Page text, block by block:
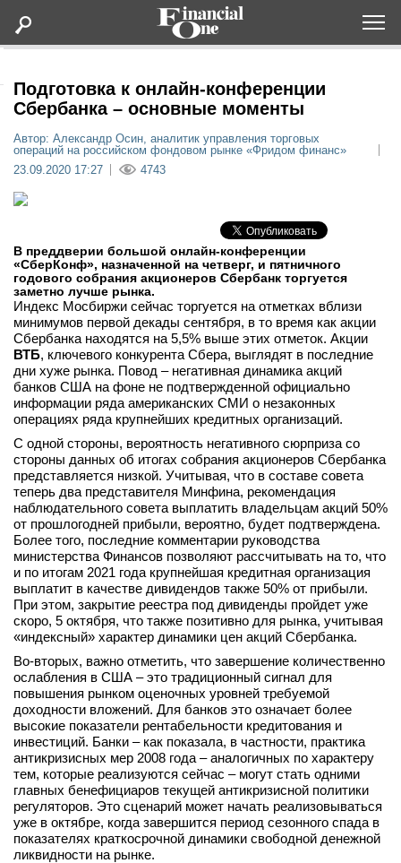
Статьи
Мероприятия
Новости
Интервью
вконтакте
Стать автором
Вход
Подготовка к онлайн-конференции
Сбербанка – основные моменты
Автор: Александр Осин, аналитик управления торговых
операций на российском фондовом рынке «Фридом финанс»
23.09.2020 17:27
4743
В преддверии большой онлайн-конференции
«СберКонф», назначенной на четверг, и пятничного
годового собрания акционеров Сбербанк торгуется
заметно лучше рынка.
Индекс Мосбиржи сейчас торгуется на отметках вблизи
минимумов первой декады сентября, в то время как акции
Сбербанка находятся на 5,5% выше этих отметок. Акции
ВТБ, ключевого конкурента Сбера, выглядят в последние
дни хуже рынка. Повод – негативная динамика акций
банков США на фоне не подтвержденной официально
информации ряда американских СМИ о незаконных
операциях ряда крупнейших кредитных организаций.
С одной стороны, вероятность негативного сюрприза со
стороны данных об итогах собрания акционеров Сбербанка
представляется низкой. Учитывая, что в составе совета
теперь два представителя Минфина, рекомендация
наблюдательного совета выплатить владельцам акций 50%
от прошлогодней прибыли, вероятно, будет подтверждена.
Более того, последние комментарии руководства
министерства Финансов позволяют рассчитывать на то, что
и по итогам 2021 года крупнейшая кредитная организация
выплатит в качестве дивидендов также 50% от прибыли.
При этом, закрытие реестра под дивиденды пройдет уже
скоро, 5 октября, что также позитивно для рынка, учитывая
«индексный» характер динамики цен акций Сбербанка.
Во-вторых, важно отметить, что завершение количественно
ослабления в США – это традиционный сигнал для
повышения рынком оценочных уровней требуемой
доходности вложений. Для банков это означает более
высокие показатели рентабельности кредитования и
инвестиций. Банки – как показала, в частности, практика
антикризисных мер 2008 года – аналогичных по характеру
тем, которые реализуются сейчас – могут стать одними
главных бенефициаров текущей антикризисной политики
регуляторов. Это сценарий может начать реализовываться
уже в октябре, когда завершится период сезонного спада в
показателях краткосрочной динамики свободной денежной
ликвидности на рынке.